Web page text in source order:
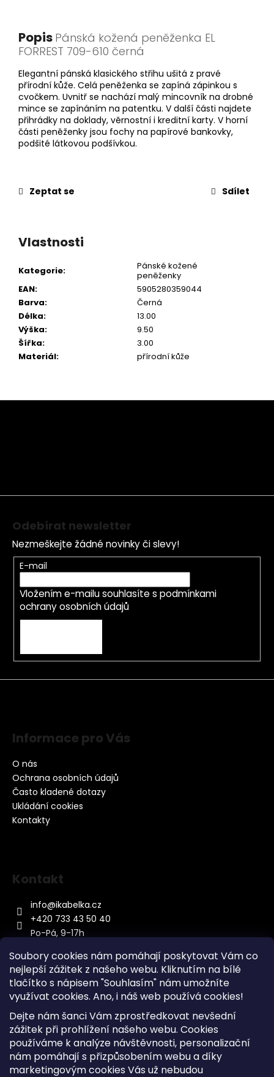
Soubory cookies nám pomáhají poskytovat Vám co
nejlepší zážitek z našeho webu. Kliknutím na bílé
tlačítko s nápisem "Souhlasím" nám umožníte
využívat cookies. Ano, i náš web používá cookies!
Dejte nám šanci Vám zprostředkovat nevšední
zážitek při prohlížení našeho webu. Cookies
používáme k analýze návštěvnosti, personalizační
nám pomáhají s přizpůsobením webu a díky
marketingovým cookies Vás už nebudou
Popis Pánská kožená peněženka EL
FORREST 709-610 černá
Elegantní pánská klasického střihu ušitá z pravé
přírodní kůže. Celá peněženka se zapíná zápinkou s
cvočkem. Uvnitř se nachází malý mincovník na drobné
mince se zapínáním na patentku. V další části najdete
přihrádky na doklady, věrnostní i kreditní karty. V horní
části peněženky jsou fochy na papírové bankovky,
podšité látkovou podšívkou.
Zeptat se Sdílet
Vlastnosti
Kategorie:
Pánské kožené
peněženky
EAN:
5905280359044
Barva:
Černá
Délka:
13.00
Výška:
9.50
Šířka:
3.00
Materiál: přírodní kůže
Z
Odebírat newsletter
Nezmeškejte žádné novinky či slevy!
E-mail
Vložením e-mailu souhlasíte s podmínkami
ochrany osobních údajů
Informace pro Vás
O nás
Ochrana osobních údajů
Často kladené dotazy
Ukládání cookies
Kontakty
Kontakt
info@ikabelka.cz
+420 733 43 50 40
Po-Pá, 9-17h
Kontakt
Sitemap
Doprava a Platba
Reklamace Zboží
Obchodní podmínky